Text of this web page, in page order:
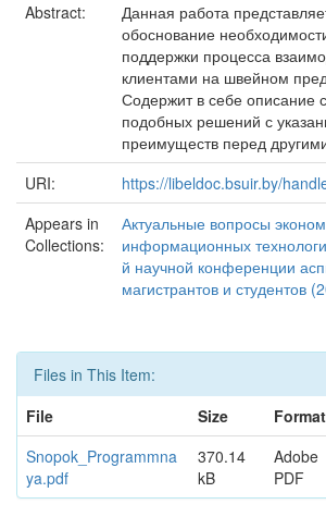
Abstract:
Данная работа
обоснование
поддержки процесса
клиентами на швейном
Содержит в себе описание
подобных решений с
преимуществ перед
URI:
https://libeldoc.bsuir.by/
Appears in
Collections:
Актуальные вопросы
информационных
й научной конференции
магистрантов и студентов
Files in This Item:
File
Size
Format
Snopok_Programmna
ya.pdf
370.14
kB
Adobe
PDF